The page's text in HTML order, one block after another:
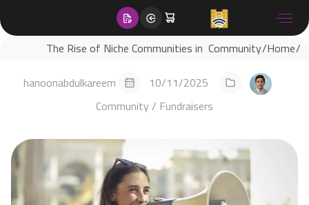
content
Home
Community
The Rise of Niche Communities in
hanoonabdulkareem
10/11/2025
Community/ Fundraisers